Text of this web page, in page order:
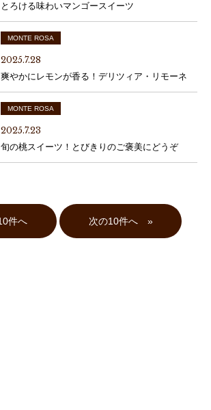
とろける味わいマンゴースイーツ
MONTE ROSA
2025.7.28
爽やかにレモンが香る！デリツィア・リモーネ
MONTE ROSA
2025.7.23
旬の桃スイーツ！とびきりのご褒美にどうぞ
»